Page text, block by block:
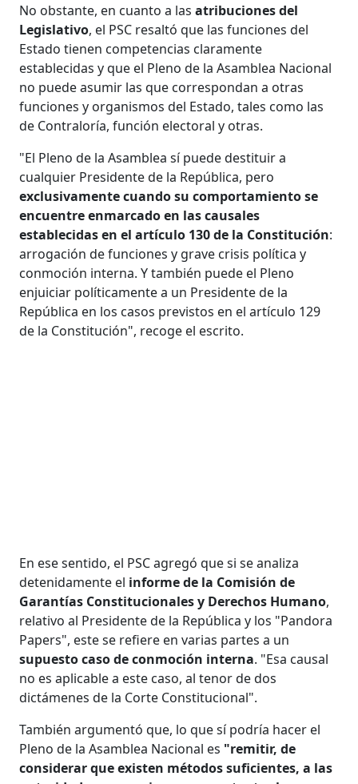
No obstante, en cuanto a las atribuciones del
Legislativo, el PSC resaltó que las funciones del
Estado tienen competencias claramente
establecidas y que el Pleno de la Asamblea Nacional
no puede asumir las que correspondan a otras
funciones y organismos del Estado, tales como las
de Contraloría, función electoral y otras.
"El Pleno de la Asamblea sí puede destituir a
cualquier Presidente de la República, pero
exclusivamente cuando su comportamiento se
encuentre enmarcado en las causales
establecidas en el artículo 130 de la Constitución:
arrogación de funciones y grave crisis política y
conmoción interna. Y también puede el Pleno
enjuiciar políticamente a un Presidente de la
República en los casos previstos en el artículo 129
de la Constitución", recoge el escrito.
En ese sentido, el PSC agregó que si se analiza
detenidamente el informe de la Comisión de
Garantías Constitucionales y Derechos Humano,
relativo al Presidente de la República y los "Pandora
Papers", este se refiere en varias partes a un
supuesto caso de conmoción interna. "Esa causal
no es aplicable a este caso, al tenor de dos
dictámenes de la Corte Constitucional".
También argumentó que, lo que sí podría hacer el
Pleno de la Asamblea Nacional es "remitir, de
considerar que existen métodos suficientes, a las